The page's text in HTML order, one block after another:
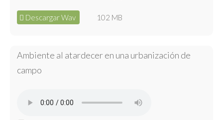
Descargar Wav 102 MB
Ambiente al atardecer en una urbanización de
campo